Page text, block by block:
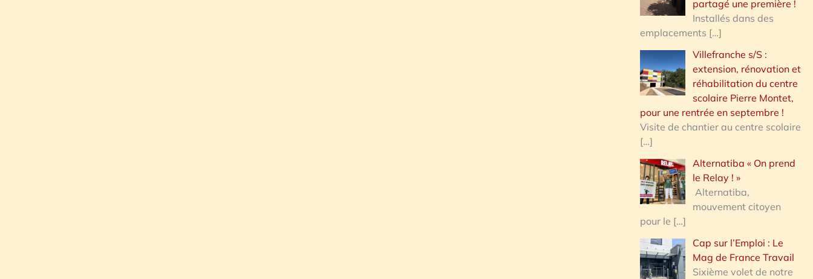
partagé une première !
Installés dans des
emplacements […]
Villefranche s/S :
extension, rénovation et
réhabilitation du centre
scolaire Pierre Montet,
pour une rentrée en septembre !
Visite de chantier au centre scolaire
[…]
Alternatiba « On prend
le Relay ! »
Alternatiba,
mouvement citoyen
pour le […]
Cap sur l’Emploi : Le
Mag de France Travail
Sixième volet de notre